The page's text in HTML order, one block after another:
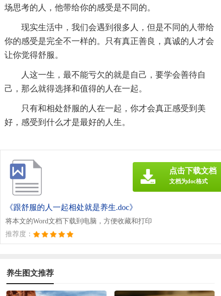
场思考的人，他带给你的感受是不同的。
现实生活中，我们会遇到很多人，但是不同的人带给
你的感受是完全不一样的。只有真正善良，真诚的人才会
让你觉得舒服。
人这一生，最不能亏欠的就是自己，要学会善待自
己，那么就得选择和值得的人在一起。
只有和相处舒服的人在一起，你才会真正感受到美
好，感受到什么才是最好的人生。
《跟舒服的人一起相处就是养生.doc》
将本文的Word文档下载到电脑，方便收藏和打印
推荐度：
点击下载文档
文档为doc格式
养生图文推荐